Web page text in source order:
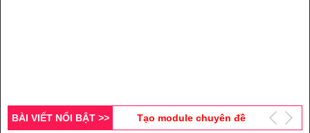
BÀI VIẾT NỔI BẬT >>
MYSQL
Lập trình hướng đối